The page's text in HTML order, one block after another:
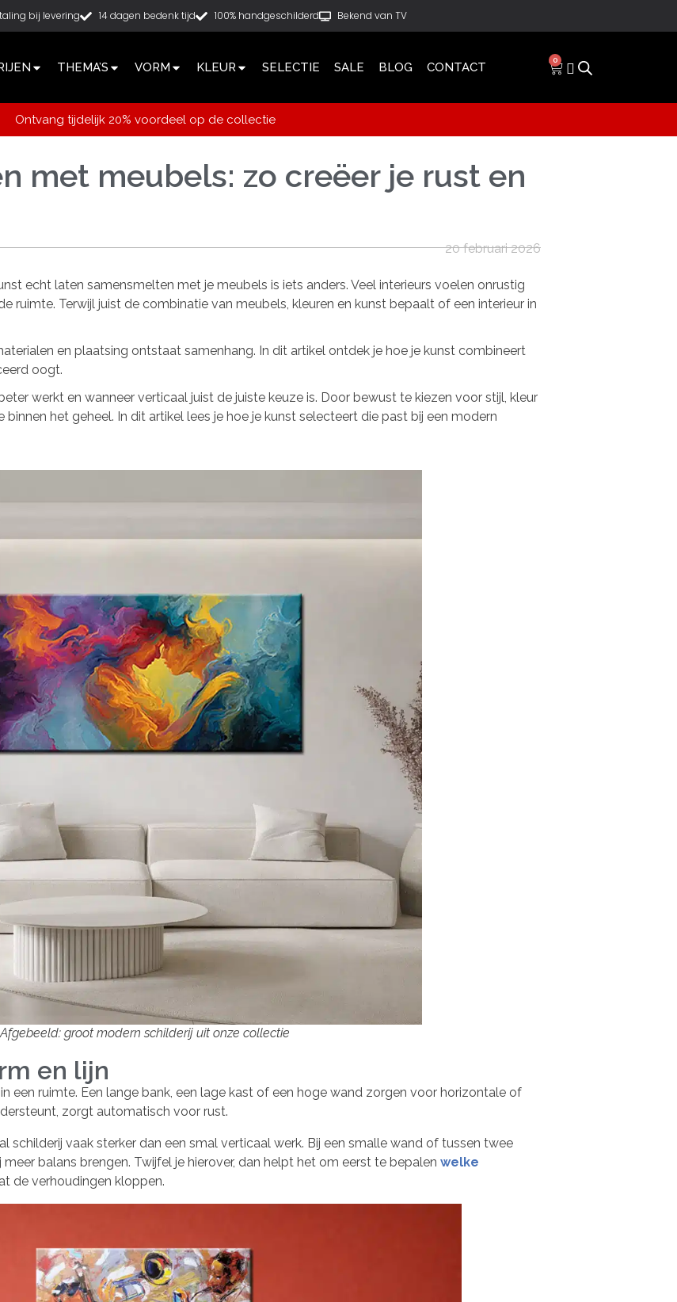
bij levering 14 dagen bedenk tijd 100% handgeschilderd Bekend van TV
THEMA’S VORM KLEUR SELECTIE SALE BLOG CONTACT
0
Ontvang tijdelijk 20% voordeel op de collectie
met meubels: zo creëer je rust en
20 februari 2026
echt laten samensmelten met je meubels is iets anders. Veel interieurs voelen onrustig
ruimte. Terwijl juist de combinatie van meubels, kleuren en kunst bepaalt of een interieur in
en plaatsing ontstaat samenhang. In dit artikel ontdek je hoe je kunst combineert
oogt.
werkt en wanneer verticaal juist de juiste keuze is. Door bewust te kiezen voor stijl, kleur
het geheel. In dit artikel lees je hoe je kunst selecteert die past bij een modern
Afgebeeld: groot modern schilderij uit onze collectie
en lijn
een ruimte. Een lange bank, een lage kast of een hoge wand zorgen voor horizontale of
zorgt automatisch voor rust.
schilderij vaak sterker dan een smal verticaal werk. Bij een smalle wand of tussen twee
balans brengen. Twijfel je hierover, dan helpt het om eerst te bepalen welke
de verhoudingen kloppen.